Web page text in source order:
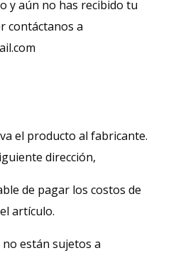
y aún no has recibido tu
contáctanos a
el producto al fabricante.
dirección,
de pagar los costos de
artículo.
no están sujetos a